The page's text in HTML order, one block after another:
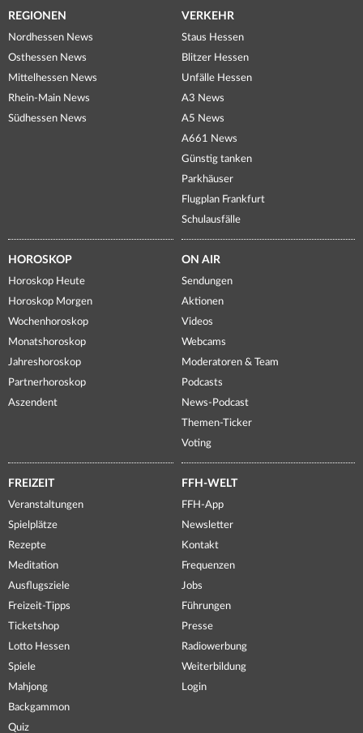
REGIONEN
Nordhessen News
Osthessen News
Mittelhessen News
Rhein-Main News
Südhessen News
VERKEHR
Staus Hessen
Blitzer Hessen
Unfälle Hessen
A3 News
A5 News
A661 News
Günstig tanken
Parkhäuser
Flugplan Frankfurt
Schulausfälle
HOROSKOP
Horoskop Heute
Horoskop Morgen
Wochenhoroskop
Monatshoroskop
Jahreshoroskop
Partnerhoroskop
Aszendent
ON AIR
Sendungen
Aktionen
Videos
Webcams
Moderatoren & Team
Podcasts
News-Podcast
Themen-Ticker
Voting
FREIZEIT
Veranstaltungen
Spielplätze
Rezepte
Meditation
Ausflugsziele
Freizeit-Tipps
Ticketshop
Lotto Hessen
Spiele
Mahjong
Backgammon
Quiz
FFH-WELT
FFH-App
Newsletter
Kontakt
Frequenzen
Jobs
Führungen
Presse
Radiowerbung
Weiterbildung
Login